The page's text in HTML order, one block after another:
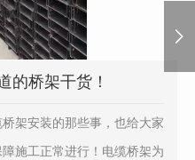
的桥架干货！
架安装的那些事，也给大家
施工正常进行！电缆桥架为